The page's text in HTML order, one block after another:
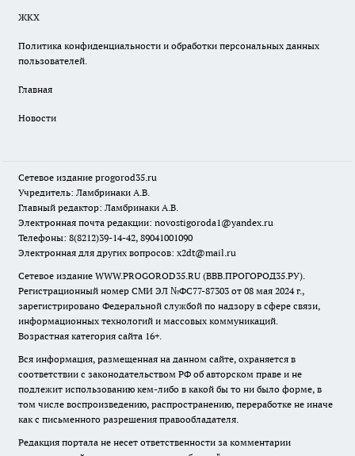
ЖКХ
Политика конфиденциальности и обработки персональных данных
пользователей.
Главная
Новости
Сетевое издание progorod35.ru
Учредитель: Ламбринаки А.В.
Главный редактор: Ламбринаки А.В.
Электронная почта редакции: novostigoroda1@yandex.ru
Телефоны: 8(8212)39-14-42, 89041001090
Электронная для других вопросов: x2dt@mail.ru
Сетевое издание WWW.PROGOROD35.RU (ВВВ.ПРОГОРОД35.РУ).
Регистрационный номер СМИ ЭЛ №ФС77-87303 от 08 мая 2024 г.,
зарегистрировано Федеральной службой по надзору в сфере связи,
информационных технологий и массовых коммуникаций.
Возрастная категория сайта 16+.
Вся информация, размещенная на данном сайте, охраняется в
соответствии с законодательством РФ об авторском праве и не
подлежит использованию кем-либо в какой бы то ни было форме, в
том числе воспроизведению, распространению, переработке не иначе
как с письменного разрешения правообладателя.
Редакция портала не несет ответственности за комментарии